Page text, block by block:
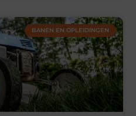
BANEN EN OPLEIDINGEN